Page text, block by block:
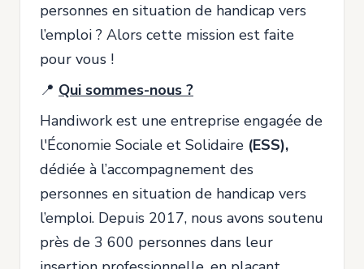
personnes en situation de handicap vers
l’emploi ? Alors cette mission est faite
pour vous !
📍 Qui sommes-nous ?
Handiwork est une entreprise engagée de
l'Économie Sociale et Solidaire (ESS),
dédiée à l’accompagnement des
personnes en situation de handicap vers
l’emploi. Depuis 2017, nous avons soutenu
près de 3 600 personnes dans leur